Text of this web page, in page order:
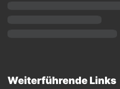
Weiterführende Links